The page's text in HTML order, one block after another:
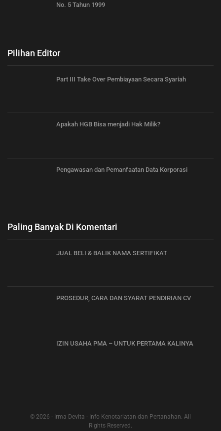
No. 5 Tahun 1999
Pilihan Editor
Part III Take Over Pembiayaan Secara Syariah
Apakah HGB Bisa menjadi Hak Milik?
Pengawasan dan Pemanfaatan Data Korporasi
Paling Banyak Di Komentari
JUAL BELI & BALIK NAMA SERTIFIKAT
PROSEDUR, CARA DAN SYARAT PENDIRIAN CV
IZIN USAHA PMA – UNTUK PERTAMA KALINYA
© 2026 - Irma Devita - Info Kenotariatan dan Pertanahan. All
Rights Reserved.